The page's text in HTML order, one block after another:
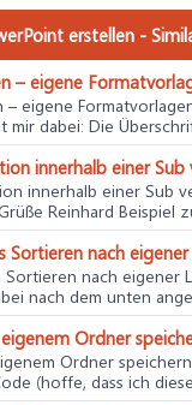
erstellen -
– eigene
eigene
mir dabei: Die
innerhalb einer
innerhalb einer Sub
Reinhard Beispiel
Sortieren nach
nach eigener
nach dem unten
Ordner
Ordner speichern
(hoffe, dass ich